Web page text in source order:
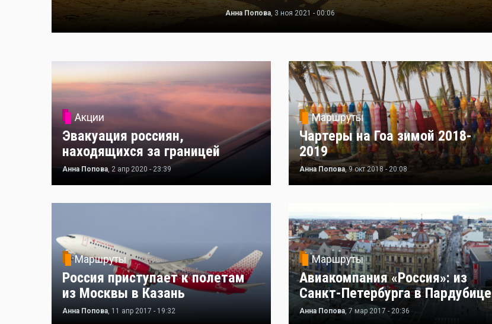
Анна Попова, 3 ноя 2021 - 00:06
Акции
Эвакуация россиян,
находящихся за границей
Анна Попова, 2 апр 2020 - 23:39
Маршруты
Чартеры на Гоа зимой 2018-
2019
Анна Попова, 9 окт 2018 - 20:08
Маршруты
Россия приступает к полетам
из Москвы в Казань
Анна Попова, 11 апр 2017 - 19:32
Маршруты
Авиакомпания «Россия»: из
Санкт-Петербурга в Пардубице
Анна Попова, 7 мар 2017 - 20:36